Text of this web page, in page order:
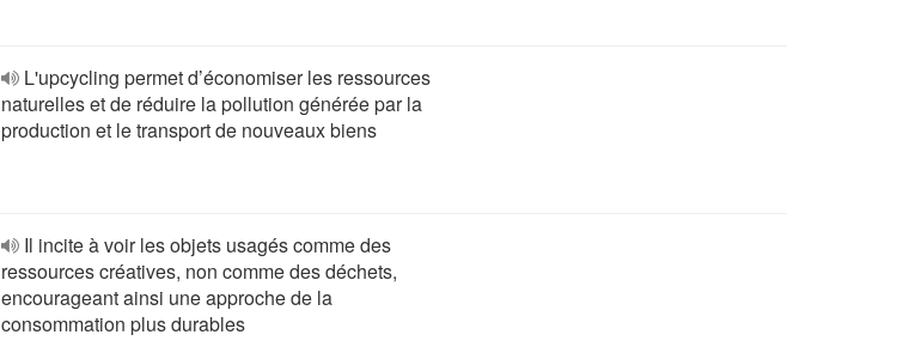
L'upcycling permet d’économiser les ressources
naturelles et de réduire la pollution générée par la
production et le transport de nouveaux biens
Il incite à voir les objets usagés comme des
ressources créatives, non comme des déchets,
encourageant ainsi une approche de la
consommation plus durables